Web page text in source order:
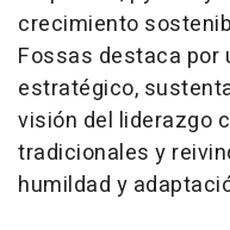
crecimiento
Fossas destaca por
estratégico,
visión del liderazgo
tradicionales y
humildad y